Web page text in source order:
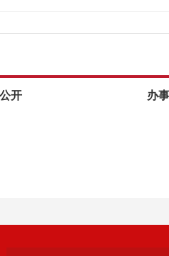
开 办